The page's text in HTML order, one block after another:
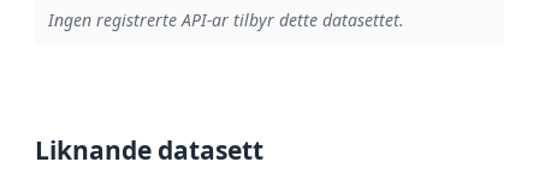
Ingen registrerte API-ar tilbyr dette datasettet.
Liknande datasett